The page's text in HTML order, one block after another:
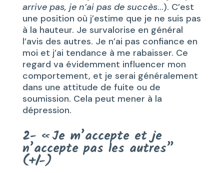
arrive pas, je n’ai pas de succès…). C’est
une position où j’estime que je ne suis pas
à la hauteur. Je survalorise en général
l’avis des autres. Je n’ai pas confiance en
moi et j’ai tendance à me rabaisser. Ce
regard va évidemment influencer mon
comportement, et je serai généralement
dans une attitude de fuite ou de
soumission. Cela peut mener à la
dépression.
2- « Je m’accepte et je
n’accepte pas les autres”
(+/-)